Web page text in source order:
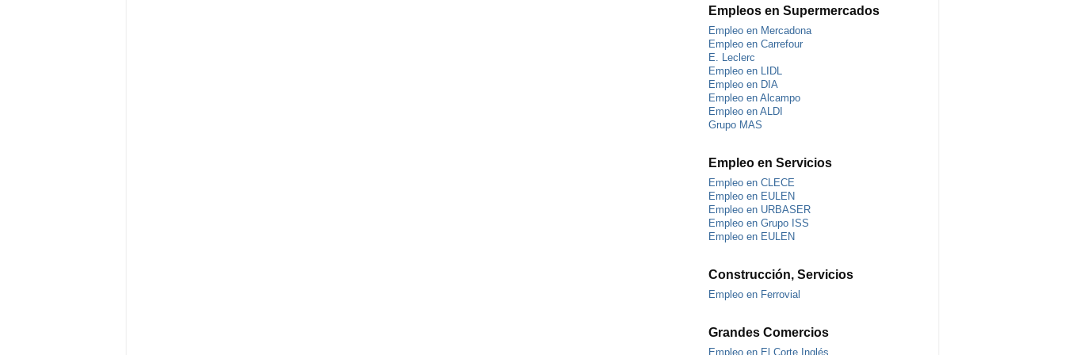
Empleos en Supermercados
Empleo en Mercadona
Empleo en Carrefour
E. Leclerc
Empleo en LIDL
Empleo en DIA
Empleo en Alcampo
Empleo en ALDI
Grupo MAS
Empleo en Servicios
Empleo en CLECE
Empleo en EULEN
Empleo en URBASER
Empleo en Grupo ISS
Empleo en EULEN
Construcción, Servicios
Empleo en Ferrovial
Grandes Comercios
Empleo en El Corte Inglés